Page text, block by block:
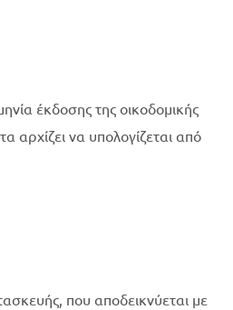
έκδοσης της οικοδομικής
αρχίζει να υπολογίζεται από
που αποδεικνύεται με